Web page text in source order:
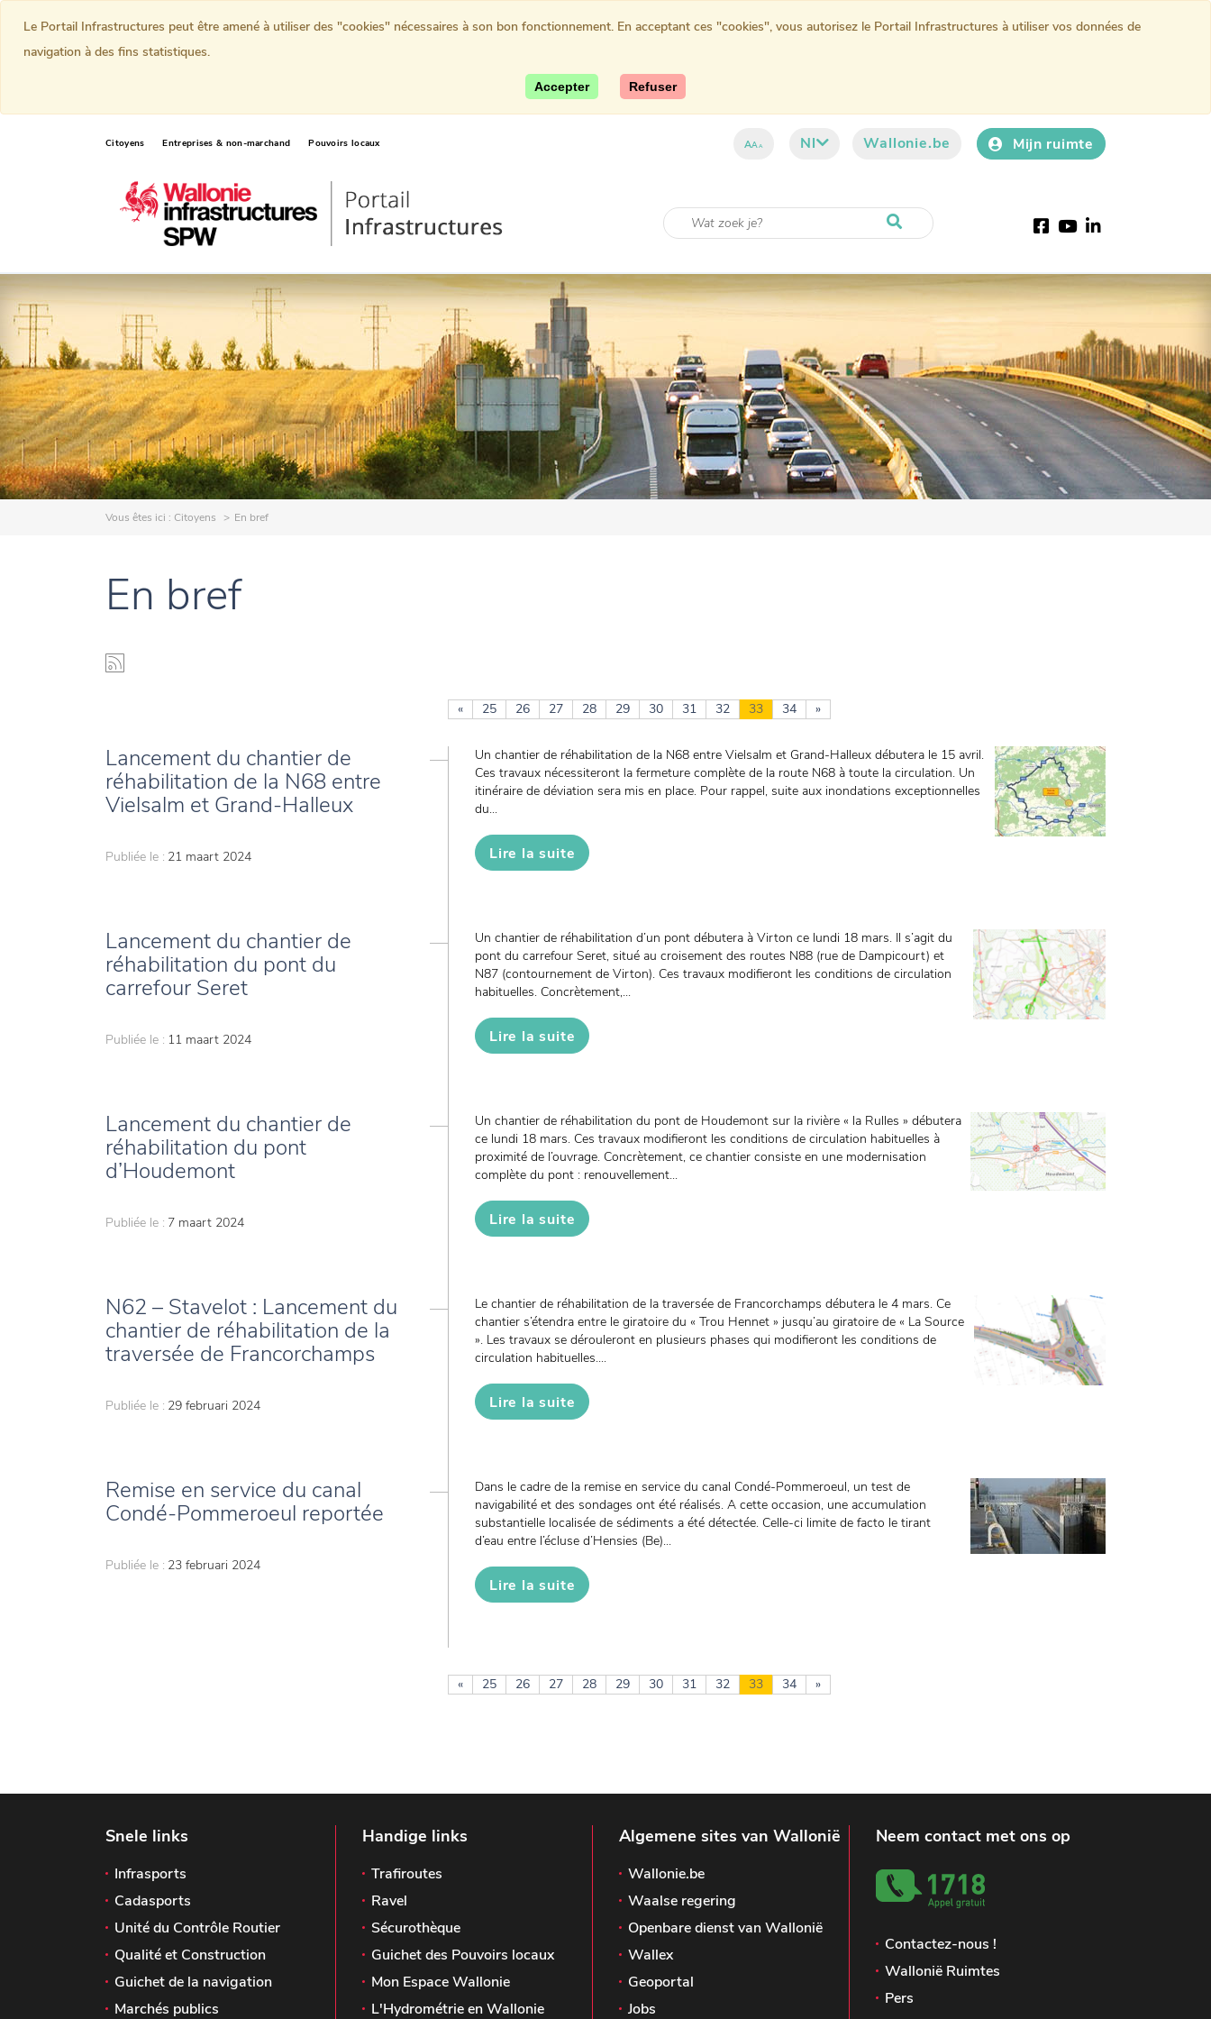
Citoyens Entreprises & non-marchand Pouvoirs locaux AAA Nl Wallonie.be Mijn ruimte
Facebook
YouTube
LinkedIn
Vous êtes ici : Citoyens En bref
En bref
« 25 26 27 28 29 30 31 32 33 34 »
Lancement du chantier de
réhabilitation de la N68 entre
Vielsalm et Grand-Halleux
Publiée le : 21 maart 2024
Un chantier de réhabilitation de la N68 entre Vielsalm et Grand-Halleux débutera le 15 avril.
Ces travaux nécessiteront la fermeture complète de la route N68 à toute la circulation. Un
itinéraire de déviation sera mis en place. Pour rappel, suite aux inondations exceptionnelles
du...
Lire la suite
Lancement du chantier de
réhabilitation du pont du
carrefour Seret
Publiée le : 11 maart 2024
Un chantier de réhabilitation d’un pont débutera à Virton ce lundi 18 mars. Il s’agit du
pont du carrefour Seret, situé au croisement des routes N88 (rue de Dampicourt) et
N87 (contournement de Virton). Ces travaux modifieront les conditions de circulation
habituelles. Concrètement,...
Lire la suite
Lancement du chantier de
réhabilitation du pont
d’Houdemont
Publiée le : 7 maart 2024
Un chantier de réhabilitation du pont de Houdemont sur la rivière « la Rulles » débutera
ce lundi 18 mars. Ces travaux modifieront les conditions de circulation habituelles à
proximité de l’ouvrage. Concrètement, ce chantier consiste en une modernisation
complète du pont : renouvellement...
Lire la suite
N62 – Stavelot : Lancement du
chantier de réhabilitation de la
traversée de Francorchamps
Publiée le : 29 februari 2024
Le chantier de réhabilitation de la traversée de Francorchamps débutera le 4 mars. Ce
chantier s’étendra entre le giratoire du « Trou Hennet » jusqu’au giratoire de « La Source
». Les travaux se dérouleront en plusieurs phases qui modifieront les conditions de
circulation habituelles....
Lire la suite
Remise en service du canal
Condé-Pommeroeul reportée
Publiée le : 23 februari 2024
Dans le cadre de la remise en service du canal Condé-Pommeroeul, un test de
navigabilité et des sondages ont été réalisés. A cette occasion, une accumulation
substantielle localisée de sédiments a été détectée. Celle-ci limite de facto le tirant
d’eau entre l’écluse d’Hensies (Be)...
Lire la suite
« 25 26 27 28 29 30 31 32 33 34 »
Snele links
Infrasports
Cadasports
Unité du Contrôle Routier
Qualité et Construction
Guichet de la navigation
Marchés publics
Handige links
Trafiroutes
Ravel
Sécurothèque
Guichet des Pouvoirs locaux
Mon Espace Wallonie
L'Hydrométrie en Wallonie
Algemene sites van Wallonië
Wallonie.be
Waalse regering
Openbare dienst van Wallonië
Wallex
Geoportal
Jobs
Neem contact met ons op
Contactez-nous !
Wallonië Ruimtes
Pers
Le Portail Infrastructures peut être amené à utiliser des "cookies" nécessaires à son bon fonctionnement. En acceptant ces "cookies", vous autorisez le Portail Infrastructures à utiliser vos données de
navigation à des fins statistiques.
Accepter Refuser